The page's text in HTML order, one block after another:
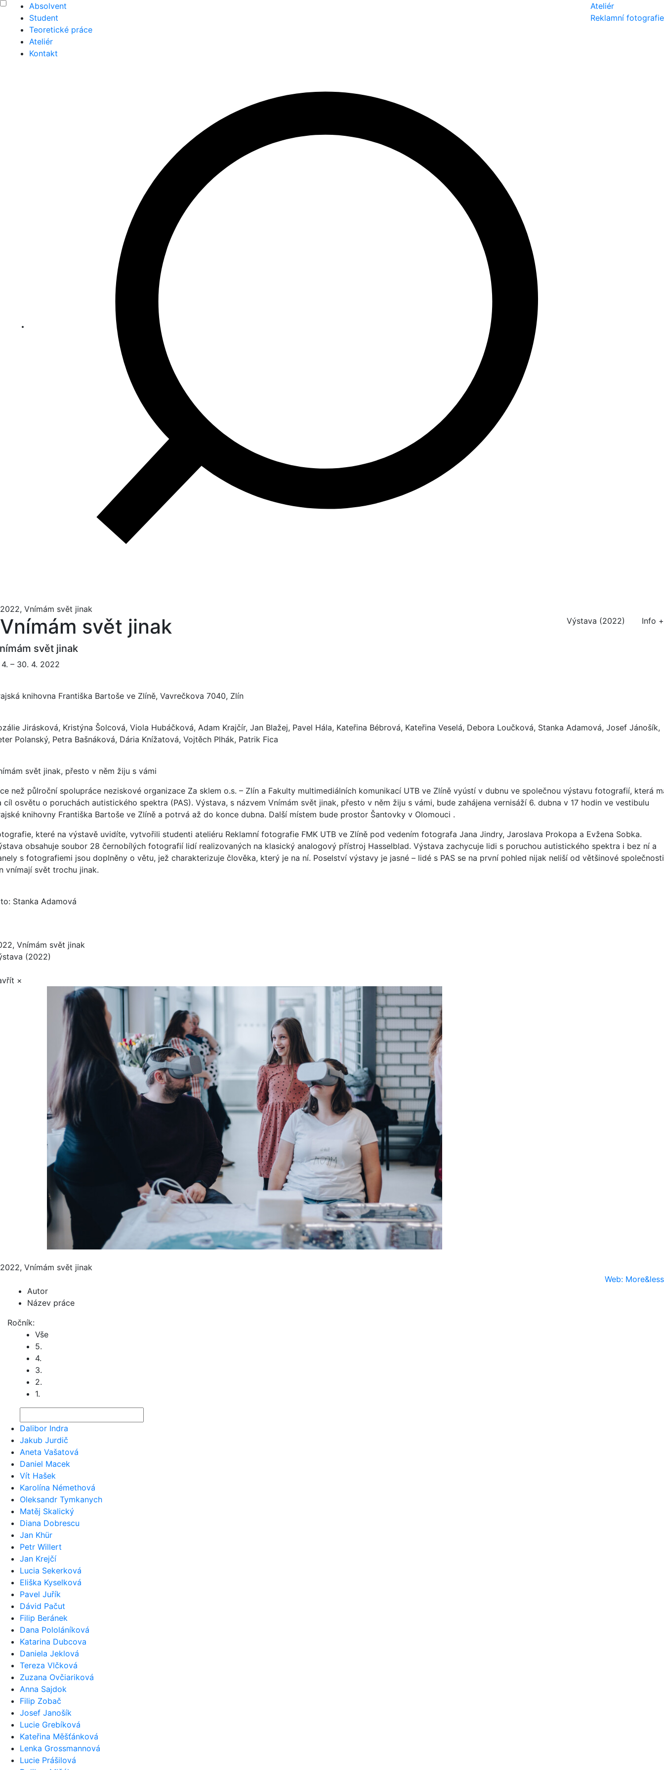
Absolvent
Student
Teoretické práce
Ateliér
Kontakt
Ateliér
Reklamní fotografie
2022, Vnímám svět jinak
Vnímám svět jinak Výstava (2022) Info +
svět jinak
4. – 30. 4. 2022
knihovna Františka Bartoše ve Zlíně, Vavrečkova 7040, Zlín
Jirásková, Kristýna Šolcová, Viola Hubáčková, Adam Krajčír, Jan Blažej, Pavel Hála, Kateřina Bébrová, Kateřina Veselá, Debora Loučková, Stanka Adamová, Josef Jánošík,
Polanský, Petra Bašnáková, Dária Knížatová, Vojtěch Plhák, Patrik Fica
svět jinak, přesto v něm žiju s vámi
než půlroční spolupráce neziskové organizace Za sklem o.s. – Zlín a Fakulty multimediálních komunikací UTB ve Zlíně vyústí v dubnu ve společnou výstavu fotografií, která
cíl osvětu o poruchách autistického spektra (PAS). Výstava, s názvem Vnímám svět jinak, přesto v něm žiju s vámi, bude zahájena vernisáží 6. dubna v 17 hodin ve vestibulu
knihovny Františka Bartoše ve Zlíně a potrvá až do konce dubna. Další místem bude prostor Šantovky v Olomouci .
které na výstavě uvidíte, vytvořili studenti ateliéru Reklamní fotografie FMK UTB ve Zlíně pod vedením fotografa Jana Jindry, Jaroslava Prokopa a Evžena Sobka.
obsahuje soubor 28 černobílých fotografií lidí realizovaných na klasický analogový přístroj Hasselblad. Výstava zachycuje lidi s poruchou autistického spektra i bez ní a
s fotografiemi jsou doplněny o větu, jež charakterizuje člověka, který je na ní. Poselství výstavy je jasné – lidé s PAS se na první pohled nijak neliší od většinové
vnímají svět trochu jinak.
Stanka Adamová
Vnímám svět jinak
(2022)
×
2022, Vnímám svět jinak
Web: More&less
Autor
Název práce
Ročník:
Vše
5.
4.
3.
2.
1.
Dalibor Indra
Jakub Jurdič
Aneta Vašatová
Daniel Macek
Vít Hašek
Karolína Némethová
Oleksandr Tymkanych
Matěj Skalický
Diana Dobrescu
Jan Khür
Petr Willert
Jan Krejčí
Lucia Sekerková
Eliška Kyselková
Pavel Juřík
Dávid Pačut
Filip Beránek
Dana Pololáníková
Katarina Dubcova
Daniela Jeklová
Tereza Vlčková
Zuzana Ovčiariková
Anna Sajdok
Filip Zobač
Josef Janošík
Lucie Grebíková
Kateřina Měšťánková
Lenka Grossmannová
Lucie Prášilová